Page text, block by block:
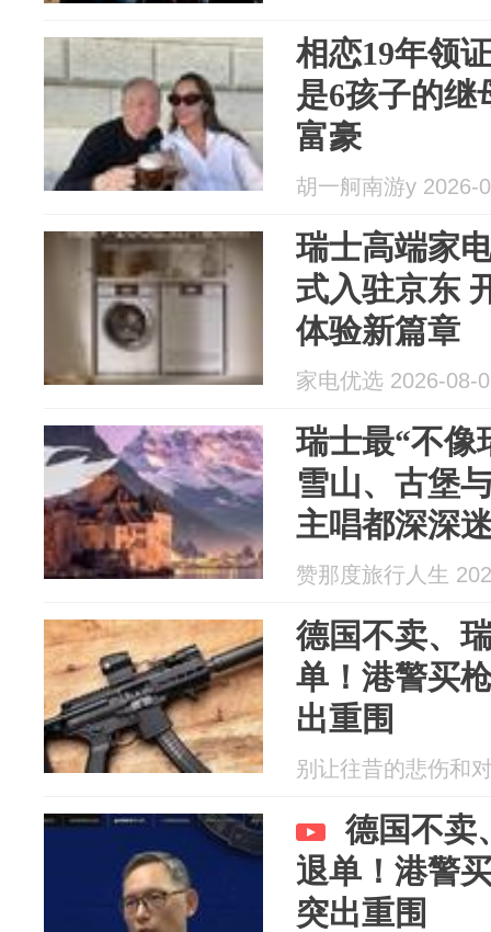
相恋19年领
是6孩子的继
富豪
胡一舸南游y 2026-
瑞士高端家
式入驻京东
体验新篇章
家电优选 2026-08-
瑞士最“不像
雪山、古堡
主唱都深深
赞那度旅行人生
德国不卖、
单！港警买
出重围
别让往昔的悲伤和
德国不卖
退单！港警
突出重围